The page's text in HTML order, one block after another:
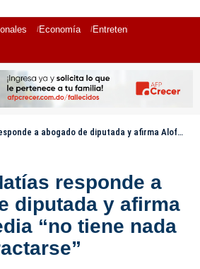
Economía Entretenimiento
de diputada y afirma Alofoke Media “no tiene nada de qué retractarse”
responde a
diputada y afirma
“no tiene nada